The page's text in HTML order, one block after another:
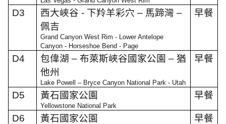
D3 西大峽谷 - 下羚羊彩穴– 馬蹄灣–
佩吉
Grand Canyon West Rim - Lower Antelope
Canyon - Horseshoe Bend - Page
早餐
D4 包偉湖–布萊斯峽谷國家公園–猶
他州
Lake Powell – Bryce Canyon National Park - Utah
早餐
D5 黃石國家公園
Yellowstone National Park
早餐
D6 黃石國家公園 早餐